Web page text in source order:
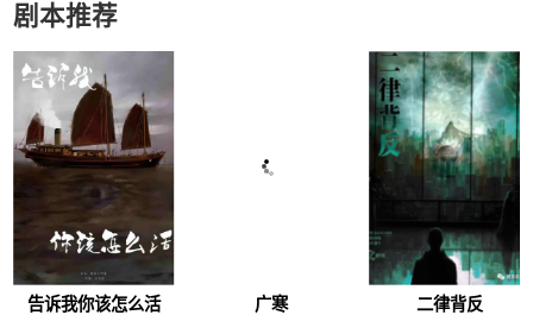
剧本推荐
告诉我你该怎么活 广寒 二律背反